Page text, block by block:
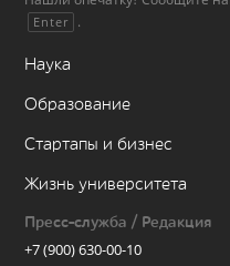
Enter .
Наука
Образование
Стартапы и бизнес
Жизнь университета
Пресс-служба / Редакция
+7 (900) 630-00-10